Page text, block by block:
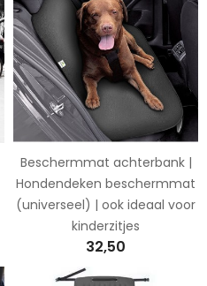
Beschermmat achterbank |
Hondendeken beschermmat
(universeel) | ook ideaal voor
kinderzitjes
32,50